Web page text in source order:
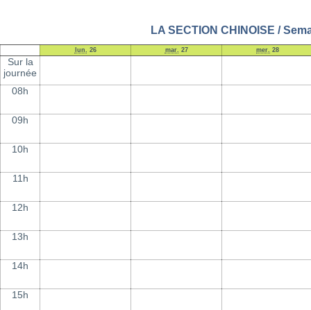
LA SECTION CHINOISE /
lun. 26 mar. 27 mer. 28
Sur la
journée
08h
09h
10h
11h
12h
13h
14h
15h